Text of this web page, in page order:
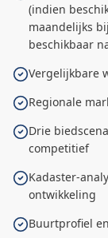
(indien
maandelijks
beschikbaar
Vergelijkbare
Regionale
Drie
competitief
Kadaster-
ontwikkeling
Buurtprofiel